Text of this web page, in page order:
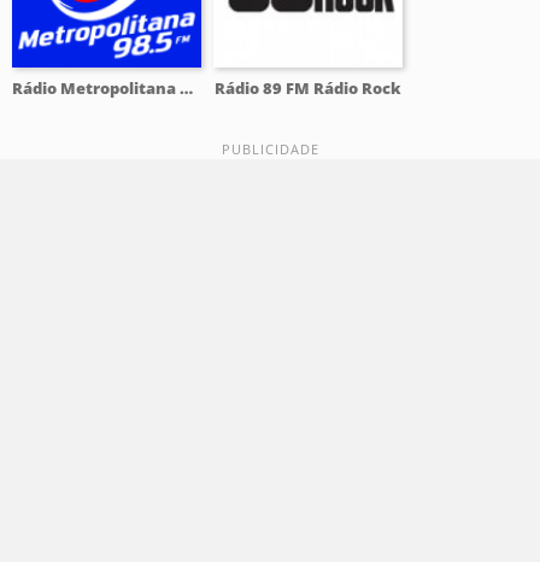
Rádio Metropolitana 98.5 FM Rádio 89 FM Rádio Rock